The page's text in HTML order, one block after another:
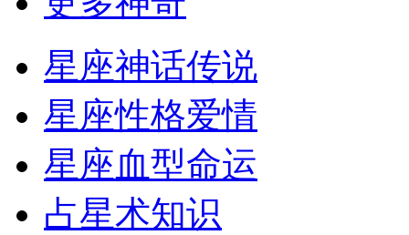
星座神话传说
星座性格爱情
星座血型命运
占星术知识